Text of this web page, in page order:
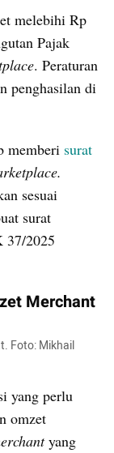
melebihi Rp
Pajak
. Peraturan
penghasilan di
memberi
sesuai
surat
37/2025
Merchant
Foto: Mikhail
yang perlu
yang